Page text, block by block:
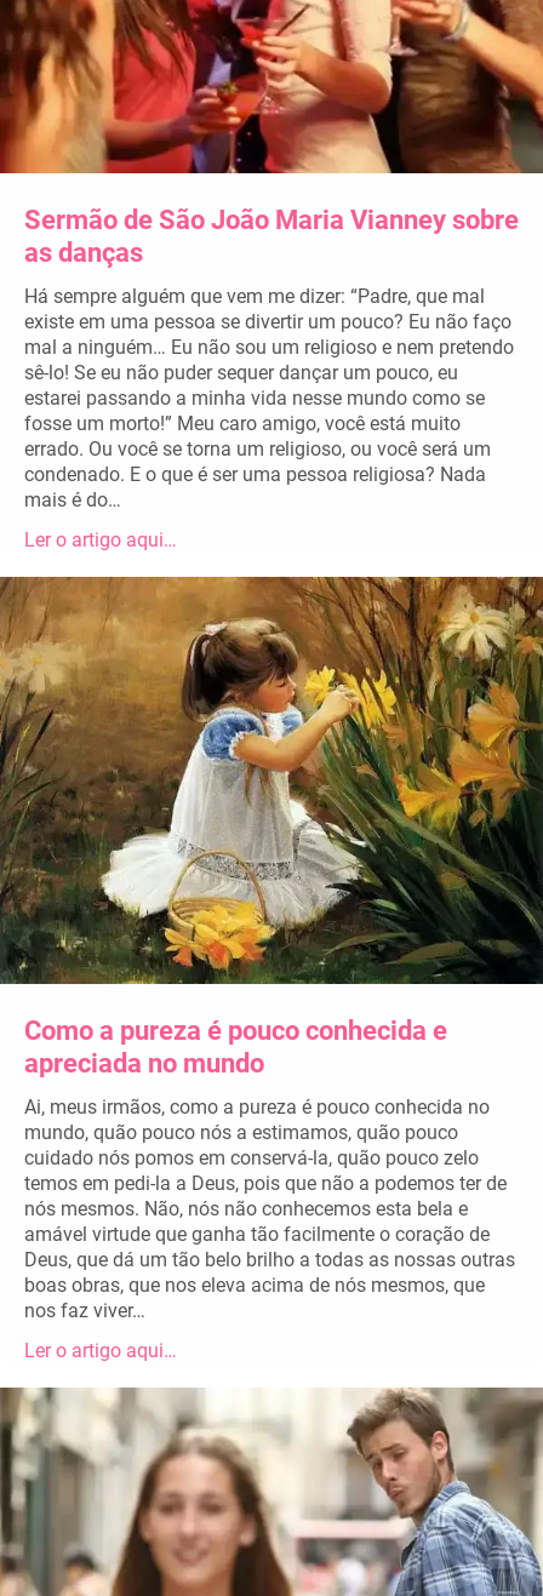
Sermão de São João Maria Vianney sobre
as danças
Há sempre alguém que vem me dizer: “Padre, que mal
existe em uma pessoa se divertir um pouco? Eu não faço
mal a ninguém… Eu não sou um religioso e nem pretendo
sê-lo! Se eu não puder sequer dançar um pouco, eu
estarei passando a minha vida nesse mundo como se
fosse um morto!” Meu caro amigo, você está muito
errado. Ou você se torna um religioso, ou você será um
condenado. E o que é ser uma pessoa religiosa? Nada
mais é do…
Ler o artigo aqui…
Como a pureza é pouco conhecida e
apreciada no mundo
Ai, meus irmãos, como a pureza é pouco conhecida no
mundo, quão pouco nós a estimamos, quão pouco
cuidado nós pomos em conservá-la, quão pouco zelo
temos em pedi-la a Deus, pois que não a podemos ter de
nós mesmos. Não, nós não conhecemos esta bela e
amável virtude que ganha tão facilmente o coração de
Deus, que dá um tão belo brilho a todas as nossas outras
boas obras, que nos eleva acima de nós mesmos, que
nos faz viver…
Ler o artigo aqui…